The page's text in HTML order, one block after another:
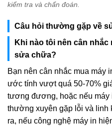
kiểm tra và chẩn đoán.
Câu hỏi thường gặp về
Khi nào tôi nên cân
sửa chữa?
Bạn nên cân nhắc mua máy
ước tính vượt quá 50-70%
tương đương, hoặc nếu máy
thường xuyên gặp lỗi và linh
ra, nếu công nghệ máy in